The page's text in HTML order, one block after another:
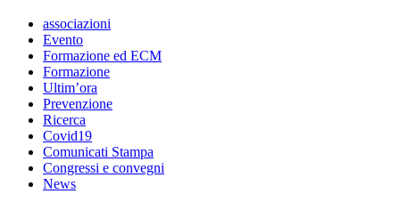
associazioni
Evento
Formazione ed ECM
Formazione
Ultim’ora
Prevenzione
Ricerca
Covid19
Comunicati Stampa
Congressi e convegni
News